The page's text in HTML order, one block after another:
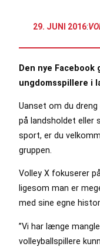
29. JUNI 2016:
Den nye
ungdomsspillere i
Uanset om du dreng
på landsholdet eller
sport, er du
gruppen.
Volley X fokuserer
ligesom man er
med sine egne
”Vi har længe
volleyballspillere